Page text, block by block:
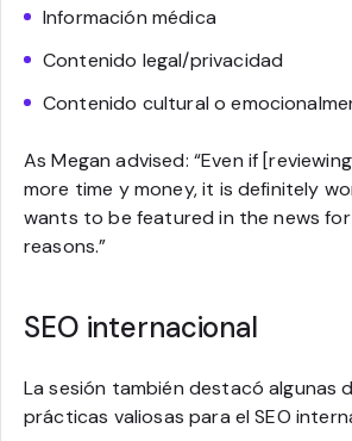
Información médica
Contenido legal/privacidad
Contenido cultural o
As Megan advised: “Even if
more time y money, it is definitely
wants to be featured in the news
reasons.”
SEO internacional
La sesión también destacó algunas
prácticas valiosas para el SEO